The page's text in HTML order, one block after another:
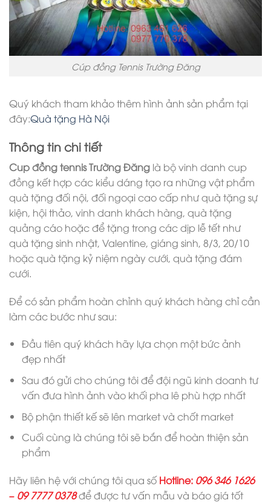
Cúp đồng Tennis Trường Đăng
Quý khách tham khảo thêm hình ảnh sản phẩm tại
đây:Quà tặng Hà Nội
Thông tin chi tiết
Cup đồng tennis Trường Đăng là bộ vinh danh cup
đồng kết hợp các kiểu dáng tạo ra những vật phẩm
quà tặng đối nội, đối ngoại cao cấp như quà tặng sự
kiện, hội thảo, vinh danh khách hàng, quà tặng
quảng cáo hoặc để tặng trong các dịp lễ tết như
quà tặng sinh nhật, Valentine, giáng sinh, 8/3, 20/10
hoặc quà tặng kỷ niệm ngày cưới, quà tặng đám
cưới.
Để có sản phẩm hoàn chỉnh quý khách hàng chỉ cần
làm các bước như sau:
Đầu tiên quý khách hãy lựa chọn một bức ảnh
đẹp nhất
Sau đó gửi cho chúng tôi để đội ngũ kinh doanh tư
vấn đưa hình ảnh vào khối pha lê phù hợp nhất
Bộ phận thiết kế sẽ lên market và chốt market
Cuối cùng là chúng tôi sẽ bắn để hoàn thiện sản
phẩm
Hãy liên hệ với chúng tôi qua sốHotline: 096 346 1626
– 09 7777 0378để được tư vấn mẫu và báo giá tốt